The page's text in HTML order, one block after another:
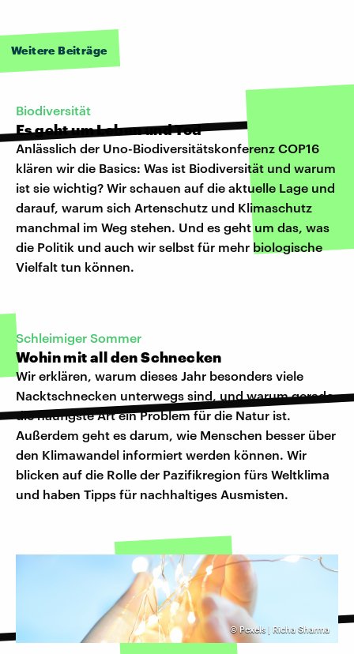
Weitere Beiträge
Biodiversität
Es geht um Leben und Tod
Anlässlich der Uno-Biodiversitätskonferenz COP16
klären wir die Basics: Was ist Biodiversität und warum
ist sie wichtig? Wir schauen auf die aktuelle Lage und
darauf, warum sich Artenschutz und Klimaschutz
manchmal im Weg stehen. Und es geht um das, was
die Politik und auch wir selbst für mehr biologische
Vielfalt tun können.
Schleimiger Sommer
Wohin mit all den Schnecken
Wir erklären, warum dieses Jahr besonders viele
Nacktschnecken unterwegs sind, und warum gerade
die häufigste Art ein Problem für die Natur ist.
Außerdem geht es darum, wie Menschen besser über
den Klimawandel informiert werden können. Wir
blicken auf die Rolle der Pazifikregion fürs Weltklima
und haben Tipps für nachhaltiges Ausmisten.
©Pexels | Richa Sharma